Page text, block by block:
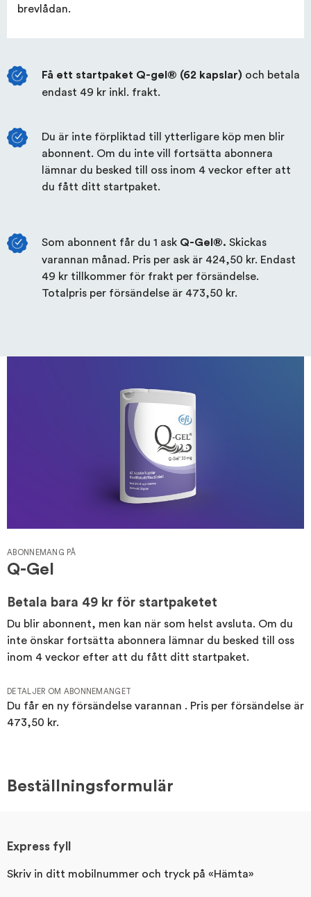
brevlådan.
Få ett startpaket Q-gel® (62 kapslar) och betala
endast 49 kr inkl. frakt.
Du är inte förpliktad till ytterligare köp men blir
abonnent. Om du inte vill fortsätta abonnera
lämnar du besked till oss inom 4 veckor efter att
du fått ditt startpaket.
Som abonnent får du 1 ask Q-Gel®. Skickas
varannan månad. Pris per ask är 424,50 kr. Endast
49 kr tillkommer för frakt per försändelse.
Totalpris per försändelse är 473,50 kr.
ABONNEMANG PÅ
Q-Gel
Betala bara 49 kr för startpaketet
Du blir abonnent, men kan när som helst avsluta. Om du
inte önskar fortsätta abonnera lämnar du besked till oss
inom 4 veckor efter att du fått ditt startpaket.
DETALJER OM ABONNEMANGET
Du får en ny försändelse varannan . Pris per försändelse är
473,50 kr.
Beställningsformulär
Express fyll
Skriv in ditt mobilnummer och tryck på «Hämta»